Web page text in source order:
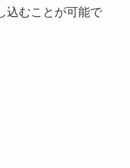
込むことが可能で